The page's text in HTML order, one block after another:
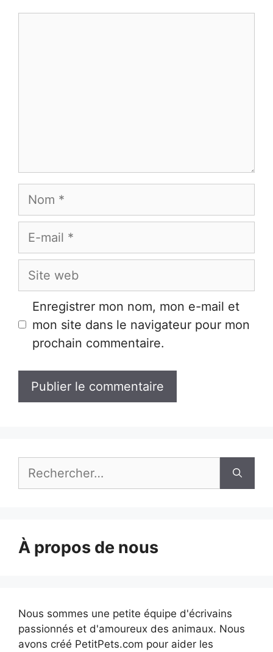
Nom
E-
Site
Enregistrer mon nom, mon e-mail et
mon site dans le navigateur pour mon
prochain commentaire.
À propos de nous
Nous sommes une petite équipe d'écrivains
passionnés et d'amoureux des animaux. Nous
avons créé PetitPets.com pour aider les